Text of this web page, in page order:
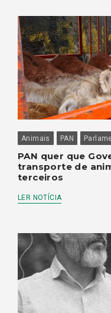
Animais PAN
PAN quer que
transporte de
terceiros
LER NOTÍCIA